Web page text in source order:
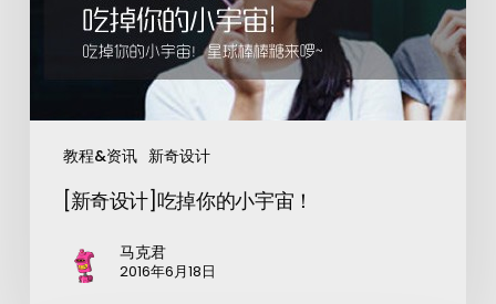
教程&资讯 新奇设计
[新奇设计]吃掉你的小宇宙！
马克君
2016年6月18日